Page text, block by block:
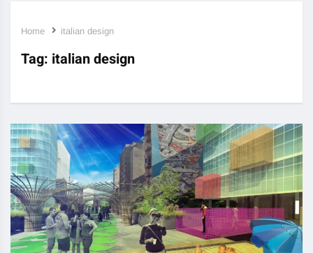
Home italian design
Tag: italian design